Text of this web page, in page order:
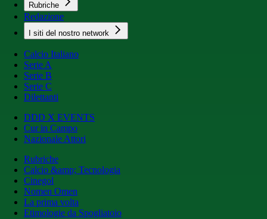
Rubriche
Redazione
I siti del nostro network
Calcio Italiano
Serie A
Serie B
Serie C
Dilettanti
DDD X EVENTS
Cur in Campo
Nazionale Attori
Rubriche
Calcio &amp; Tecnologia
Cinegol
Nomen Omen
La prima volta
Etimologie da Spogliatoio